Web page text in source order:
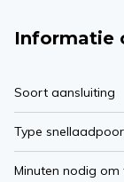
Informatie
Soort aansluiting
Type
Minuten nodig